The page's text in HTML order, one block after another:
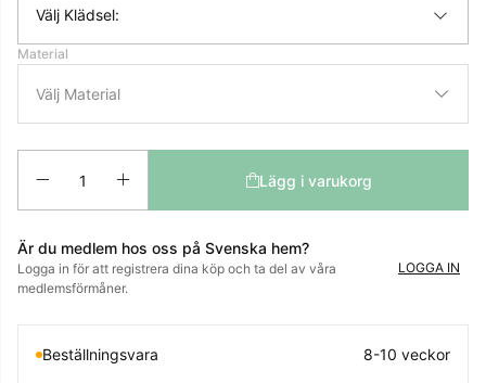
Välj Klädsel:
Material
Lägg i varukorg
Är du medlem hos oss på Svenska hem?
Logga in för att registrera dina köp och ta del av våra
medlemsförmåner.
LOGGA IN
Beställningsvara 8-10 veckor